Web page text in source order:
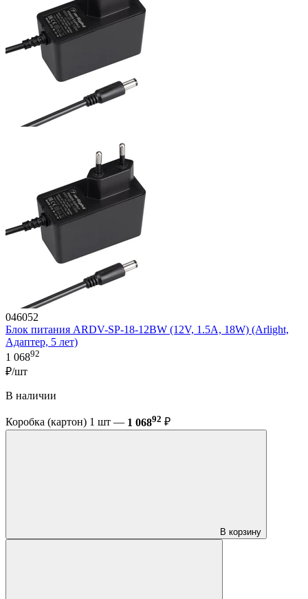
046052
Блок питания ARDV-SP-18-12BW (12V, 1.5A, 18W) (Arlight,
Адаптер, 5 лет)
1 06892
₽/шт
В наличии
Коробка (картон) 1 шт — 1 06892 ₽
В корзину